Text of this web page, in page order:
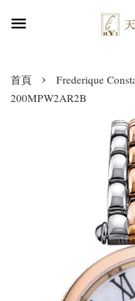
首頁 ›
Frederique
200MPW2AR2B